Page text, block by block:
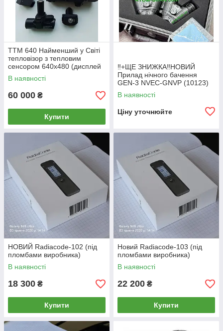
TTM 640 Найменший у Світі
тепловізор з тепловим
сенсором 640x480 (дисплей
1280x960)кут огляду
23,2x17,4градуси ТТМ 640
В наявності
60 000 ₴
Купити
‼️+ЩЕ ЗНИЖКА‼️НОВИЙ
Прилад нічного бачення
GEN-3 NVEC-GNVP (10123)
NVECTech NVEC-GNVP
Nvectech Nvec панорамний
В наявності
Ціну уточнюйте
НОВИЙ Radiacode-102 (під
пломбами виробника)
В наявності
18 300 ₴
Купити
Новий Radiacode-103 (під
пломбами виробника)
В наявності
22 200 ₴
Купити